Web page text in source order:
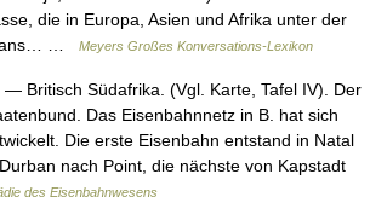
die in Europa, Asien und Afrika unter der
…
Meyers Großes Konversations-Lexikon
— Britisch Südafrika. (Vgl. Karte, Tafel IV). Der
Das Eisenbahnnetz in B. hat sich
Die erste Eisenbahn entstand in Natal
nach Point, die nächste von Kapstadt
des Eisenbahnwesens